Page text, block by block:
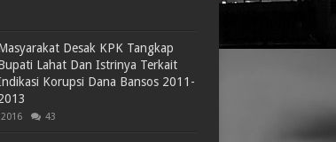
Desak KPK Tangkap
Lahat Dan Istrinya Terkait
Korupsi Dana Bansos 2011-
43